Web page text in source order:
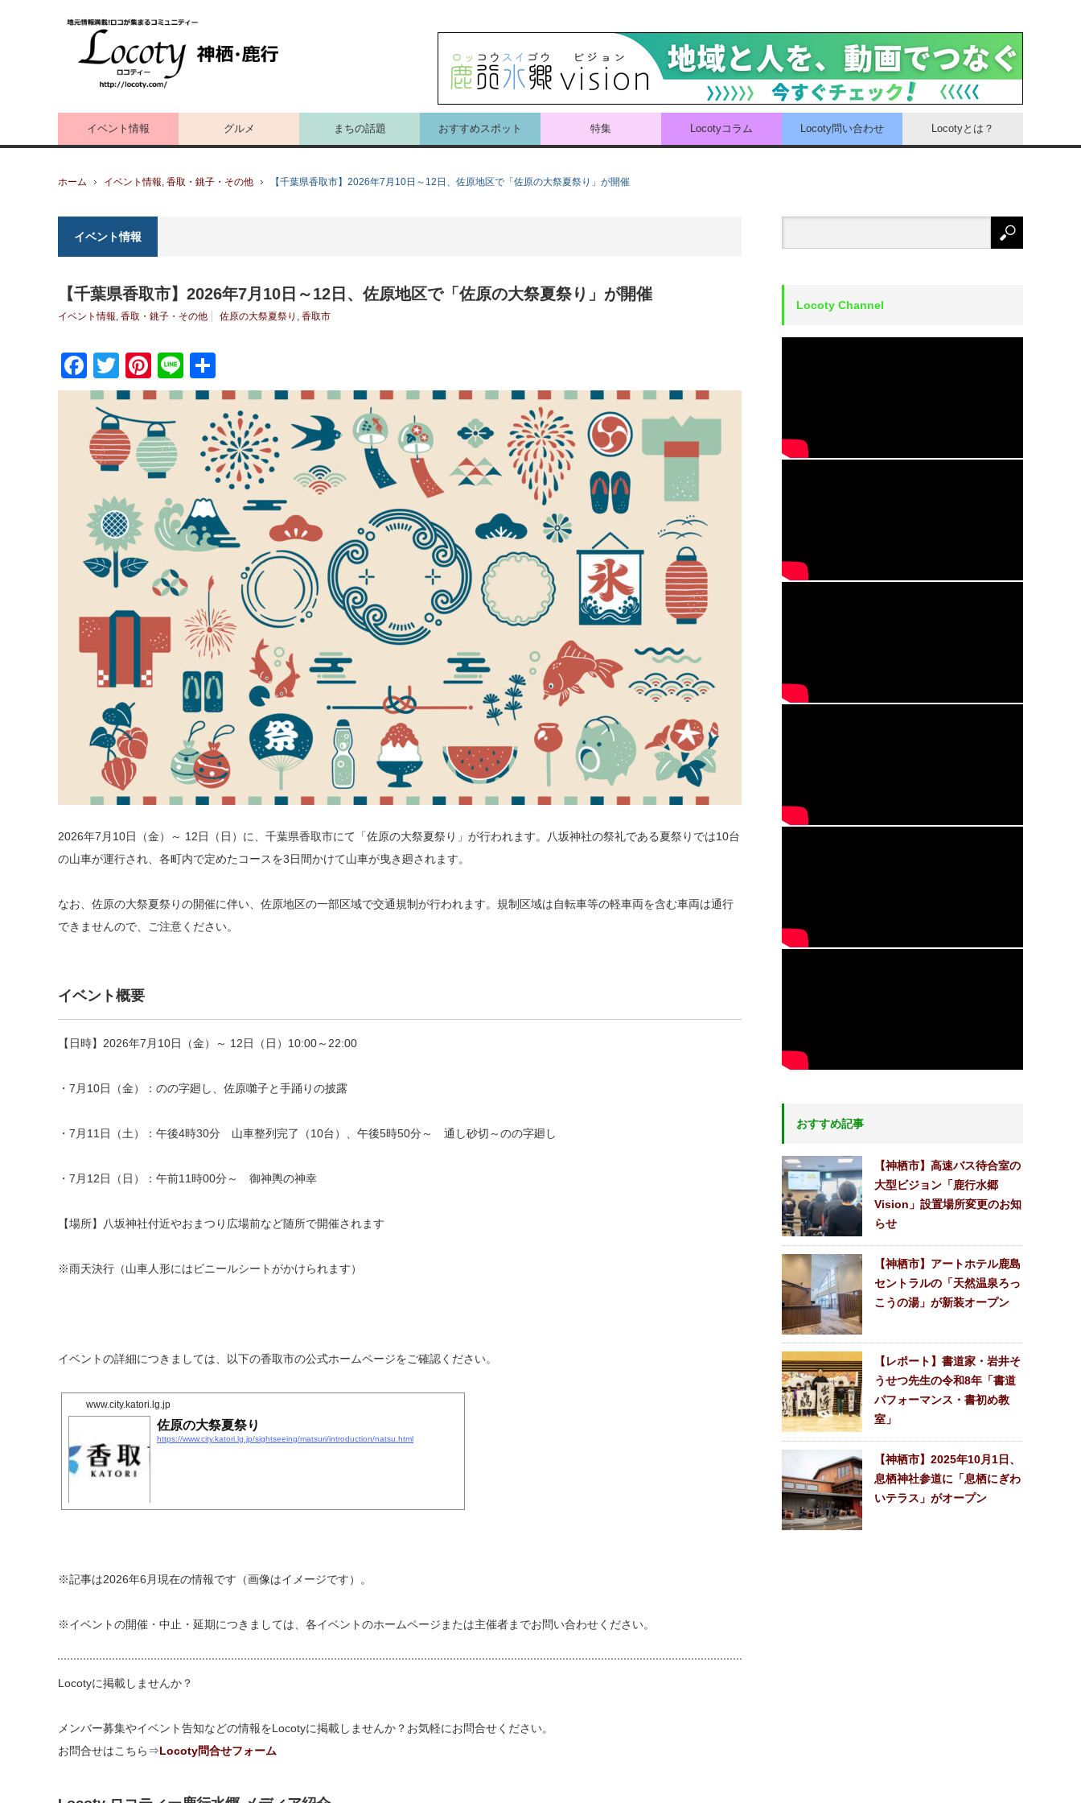
イベント情報 グルメ まちの話題 おすすめスポット 特集 Locotyコラム Locoty問い合わせ Locotyとは？
ホーム イベント情報, 香取・銚子・その他 【千葉県香取市】2026年7月10日～12日、佐原地区で「佐原の大祭夏祭り」が開催
イベント情報
【千葉県香取市】2026年7月10日～12日、佐原地区で「佐原の大祭夏祭り」が開催
イベント情報, 香取・銚子・その他 佐原の大祭夏祭り , 香取市
Facebook
TwitterPinterest
Line
有
2026年7月10日（金）～ 12日（日）に、千葉県香取市にて「佐原の大祭夏祭り」が行われます。八坂神社の祭礼である夏祭りでは10台
の山車が運行され、各町内で定めたコースを3日間かけて山車が曳き廻されます。
なお、佐原の大祭夏祭りの開催に伴い、佐原地区の一部区域で交通規制が行われます。規制区域は自転車等の軽車両を含む車両は通行
できませんので、ご注意ください。
イベント概要
【日時】2026年7月10日（金）～ 12日（日）10:00～22:00
・7月10日（金）：のの字廻し、佐原囃子と手踊りの披露
・7月11日（土）：午後4時30分 山車整列完了（10台）、午後5時50分～ 通し砂切～のの字廻し
・7月12日（日）：午前11時00分～ 御神輿の神幸
【場所】八坂神社付近やおまつり広場前など随所で開催されます
※雨天決行（山車人形にはビニールシートがかけられます）
イベントの詳細につきましては、以下の香取市の公式ホームページをご確認ください。
www.city.katori.lg.jp
佐原の大祭夏祭り
https://www.city.katori.lg.jp/sightseeing/matsuri/introduction/natsu.html
※記事は2026年6月現在の情報です（画像はイメージです）。
※イベントの開催・中止・延期につきましては、各イベントのホームページまたは主催者までお問い合わせください。
Locotyに掲載しませんか？
メンバー募集やイベント告知などの情報をLocotyに掲載しませんか？お気軽にお問合せください。
お問合せはこちら⇒Locoty問合せフォーム
Locoty Channel
おすすめ記事
【神栖市】高速バス待合室の
大型ビジョン「鹿行水郷
Vision」設置場所変更のお知
らせ
【神栖市】アートホテル鹿島
セントラルの「天然温泉ろっ
こうの湯」が新装オープン
【レポート】書道家・岩井そ
うせつ先生の令和8年「書道
パフォーマンス・書初め教
室」
【神栖市】2025年10月1日、
息栖神社参道に「息栖にぎわ
いテラス」がオープン